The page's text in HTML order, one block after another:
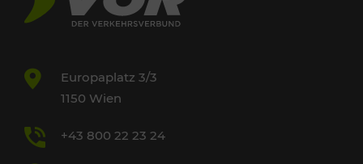
Europaplatz 3/3
1150 Wien
+43 800 22 23 24